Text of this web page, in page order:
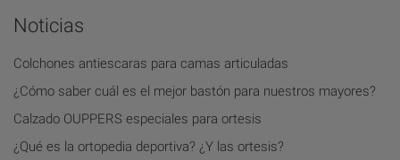
Noticias
Colchones antiescaras para camas articuladas
¿Cómo saber cuál es el mejor bastón para nuestros mayores?
Calzado OUPPERS especiales para ortesis
¿Qué es la ortopedia deportiva? ¿Y las ortesis?